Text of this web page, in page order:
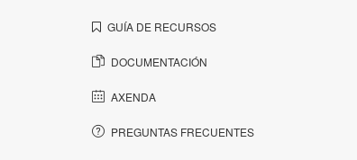
GUÍA DE RECURSOS
DOCUMENTACIÓN
AXENDA
PREGUNTAS FRECUENTES